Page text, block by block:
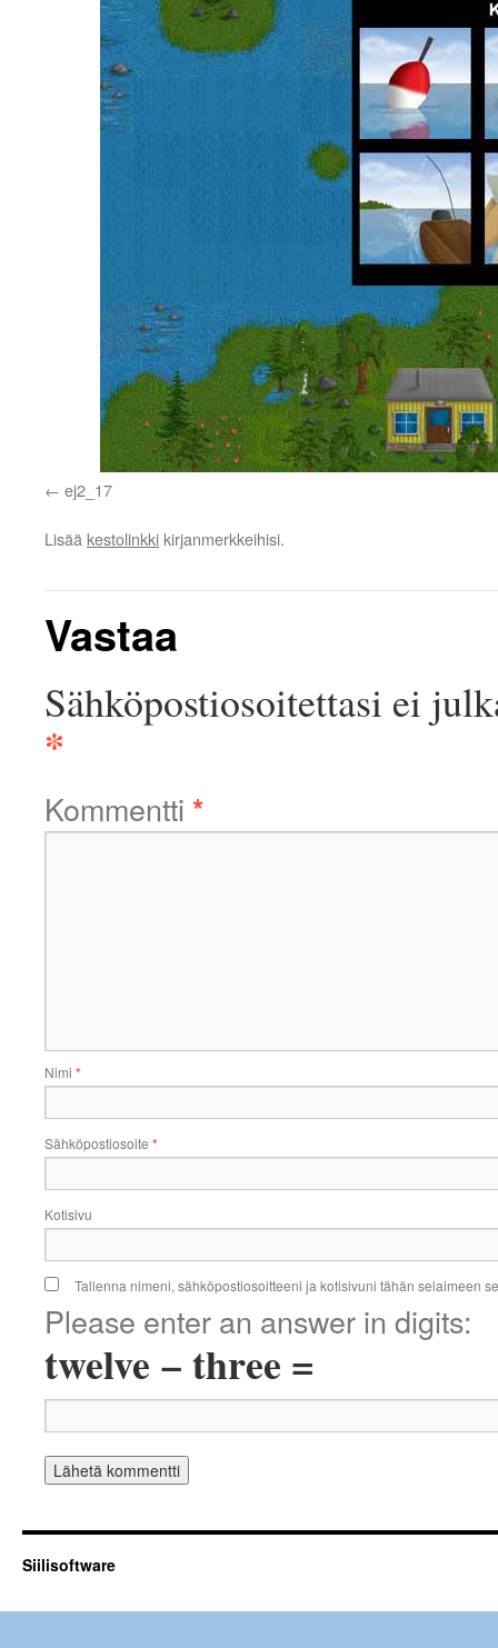
ej2_17
Lisää kestolinkki kirjanmerkkeihisi.
Vastaa
Sähköpostiosoitettasi ei
*
Kommentti *
Nimi *
Sähköpostiosoite *
Kotisivu
Tallenna nimeni, sähköpostiosoitteeni ja kotisivuni tähän selaimeen
Please enter an answer in digits:
twelve − three =
Siilisoftware